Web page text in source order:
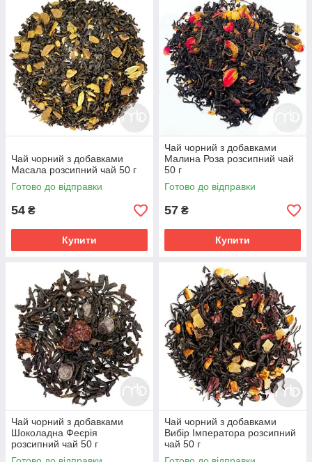
Чай чорний з добавками
Масала розсипний чай 50 г
Готово до відправки
54 ₴
Купити
Чай чорний з добавками
Малина Роза розсипний чай
50 г
Готово до відправки
57 ₴
Купити
Чай чорний з добавками
Шоколадна Феєрія
розсипний чай 50 г
Чай чорний з добавками
Вибір Імператора розсипний
чай 50 г